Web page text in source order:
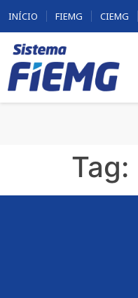
INÍCIO FIEMG CIEMG
Tag: